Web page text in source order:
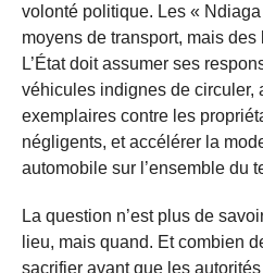
volonté politique. Les «
moyens de transport, mais
L’État doit assumer ses
véhicules indignes de circuler,
exemplaires contre les
négligents, et accélérer la
automobile sur l’ensemble du
La question n’est plus de
lieu, mais quand. Et combien
sacrifier avant que les